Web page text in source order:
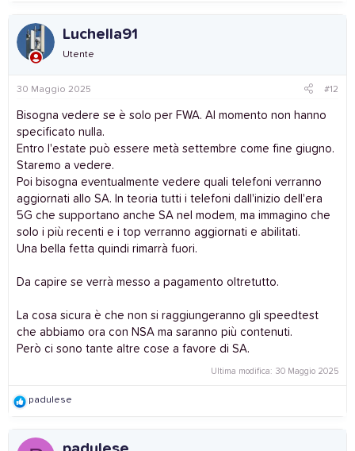
c
t
o
s
Luchella91
Utente
30 Maggio 2025 #12
Bisogna vedere se è solo per FWA. Al momento non hanno
specificato nulla.
Entro l'estate può essere metà settembre come fine giugno.
Staremo a vedere.
Poi bisogna eventualmente vedere quali telefoni verranno
aggiornati allo SA. In teoria tutti i telefoni dall'inizio dell'era
5G che supportano anche SA nel modem, ma immagino che
solo i più recenti e i top verranno aggiornati e abilitati.
Una bella fetta quindi rimarrà fuori.
Da capire se verrà messo a pagamento oltretutto.
La cosa sicura è che non si raggiungeranno gli speedtest
che abbiamo ora con NSA ma saranno più contenuti.
Però ci sono tante altre cose a favore di SA.
Ultima modifica: 30 Maggio 2025
R
c
padulese